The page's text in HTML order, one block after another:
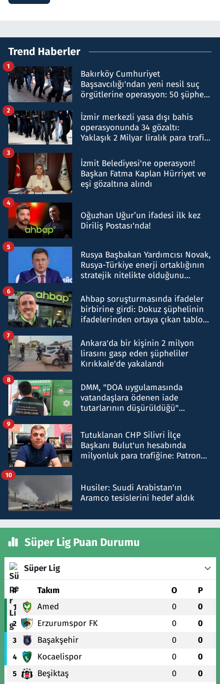
Trend Haberler
Bakırköy Cumhuriyet
Başsavcılığı'ndan yeni nesil suç
örgütlerine operasyon: 50 şüpheli
1
İzmir merkezli yasa dışı bahis
operasyonunda 34 gözaltı:
Yaklaşık 2 Milyar liralık para trafiği
2
İzmit Belediyesi'ne operasyon!
Başkan Fatma Kaplan Hürriyet ve
eşi gözaltına alındı
3
Oğuzhan Uğur’un ifadesi ilk kez
Diriliş Postası'nda!
4
Rusya Başbakan Yardımcısı Novak,
Rusya-Türkiye enerji ortaklığının
stratejik nitelikte olduğunu
5
Ahbap soruşturmasında ifadeler
birbirine girdi: Dokuz şüphelinin
ifadelerinden ortaya çıkan tablo
6
Ankara'da bir kişinin 2 milyon
lirasını gasp eden şüpheliler
Kırıkkale'de yakalandı
7
DMM, "DOA uygulamasında
vatandaşlara ödenen iade
tutarlarının düşürüldüğü"
8
Tutuklanan CHP Silivri İlçe
Başkanı Bulut'un hesabında
milyonluk para trafiğine: Patron
9
Husiler: Suudi Arabistan'ın
Aramco tesislerini hedef aldık
10
Süper Lig Puan Durumu
Süper Lig
# Takım O P
1 Amed 0 0
2 Erzurumspor FK 0 0
3 Başakşehir 0 0
4 Kocaelispor 0 0
5 Beşiktaş 0 0